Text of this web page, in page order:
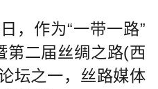
作为“一带一路”
第二届丝绸之路(西
坛之一，丝路媒体